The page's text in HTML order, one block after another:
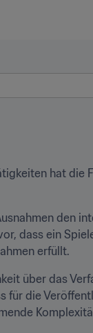
hat die
den
dass ein
erfüllt.
über das
für die